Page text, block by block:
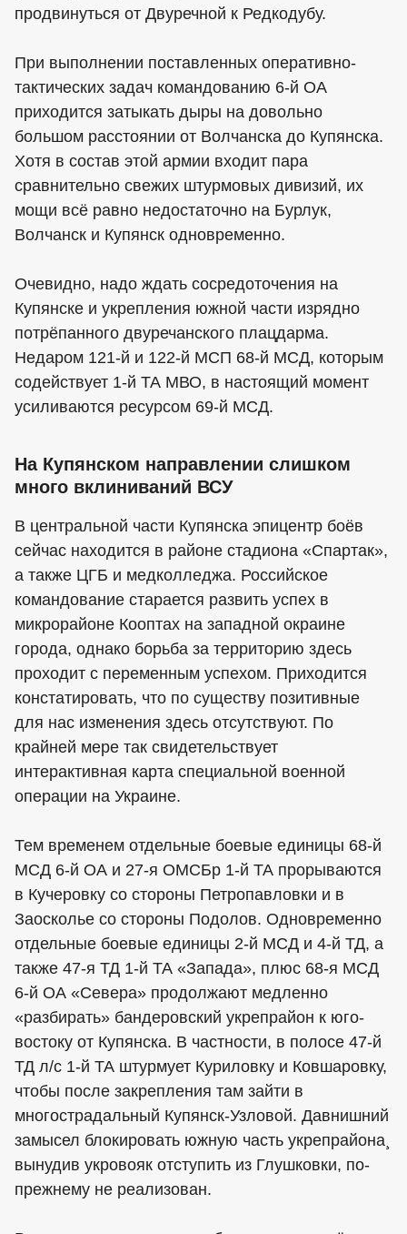
продвинуться от Двуречной к Редкодубу.
При выполнении поставленных оперативно-
тактических задач командованию 6-й ОА
приходится затыкать дыры на довольно
большом расстоянии от Волчанска до Купянска.
Хотя в состав этой армии входит пара
сравнительно свежих штурмовых дивизий, их
мощи всё равно недостаточно на Бурлук,
Волчанск и Купянск одновременно.
Очевидно, надо ждать сосредоточения на
Купянске и укрепления южной части изрядно
потрёпанного двуречанского плацдарма.
Недаром 121-й и 122-й МСП 68-й МСД, которым
содействует 1-й ТА МВО, в настоящий момент
усиливаются ресурсом 69-й МСД.
На Купянском направлении слишком
много вклиниваний ВСУ
В центральной части Купянска эпицентр боёв
сейчас находится в районе стадиона «Спартак»,
а также ЦГБ и медколледжа. Российское
командование старается развить успех в
микрорайоне Кооптах на западной окраине
города, однако борьба за территорию здесь
проходит с переменным успехом. Приходится
констатировать, что по существу позитивные
для нас изменения здесь отсутствуют. По
крайней мере так свидетельствует
интерактивная карта специальной военной
операции на Украине.
Тем временем отдельные боевые единицы 68-й
МСД 6-й ОА и 27-я ОМСБр 1-й ТА прорываются
в Кучеровку со стороны Петропавловки и в
Заосколье со стороны Подолов. Одновременно
отдельные боевые единицы 2-й МСД и 4-й ТД, а
также 47-я ТД 1-й ТА «Запада», плюс 68-я МСД
6-й ОА «Севера» продолжают медленно
«разбирать» бандеровский укрепрайон к юго-
востоку от Купянска. В частности, в полосе 47-й
ТД л/с 1-й ТА штурмует Куриловку и Ковшаровку,
чтобы после закрепления там зайти в
многострадальный Купянск-Узловой. Давнишний
замысел блокировать южную часть укрепрайона¸
вынудив укровояк отступить из Глушковки, по-
прежнему не реализован.